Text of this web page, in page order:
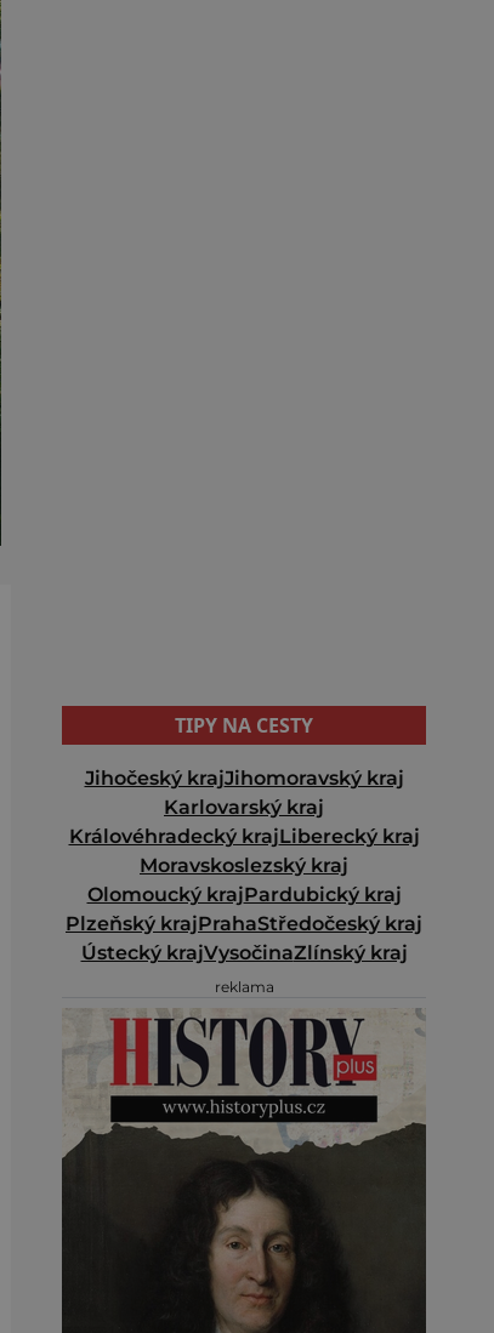
TIPY NA CESTY
Jihočeský krajJihomoravský kraj
Karlovarský kraj
Královéhradecký krajLiberecký kraj
Moravskoslezský kraj
Olomoucký krajPardubický kraj
Plzeňský krajPrahaStředočeský kraj
Ústecký krajVysočinaZlínský kraj
reklama